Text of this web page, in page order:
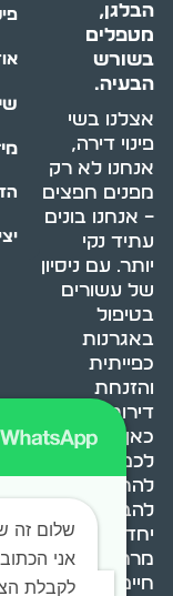
הבלגן,
מטפלים
בשורש
הבעיה.
אצלנו בשי
פינוי דירה,
אנחנו לא רק
מפנים חפצים
– אנחנו בונים
עתיד נקי
יותר. עם ניסיון
של עשורים
בטיפול
באגרנות
כפייתית
והזנחת
דירות, אנחנו
כאן כדי לעזור
לכם
להתמודד,
להבין ולשנות.
יחד, ניצור
מרחב
חיים בריא ומאוזן.
שלום זה
אני
לקבלת